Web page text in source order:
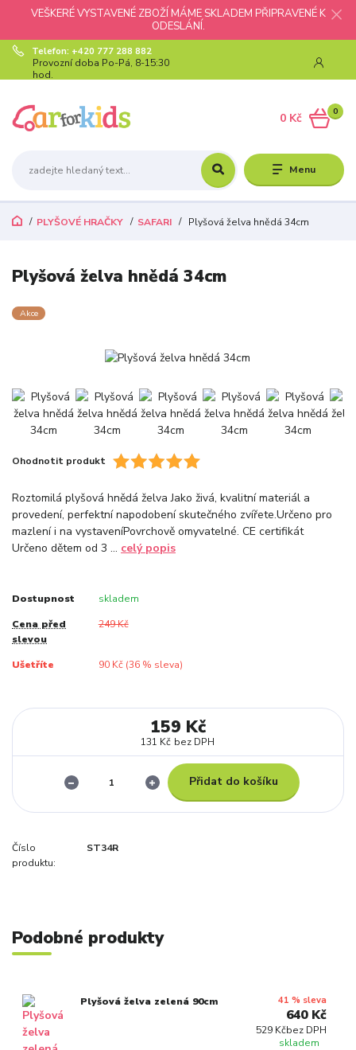
VEŠKERÉ VYSTAVENÉ ZBOŽÍ MÁME SKLADEM PŘIPRAVENÉ K
ODESLÁNÍ.
Menu
Telefon: +420 777 288 882
Provozní doba Po-Pá, 8-15:30
hod.
0
0 Kč
PLYŠOVÉ HRAČKY SAFARI Plyšová želva hnědá 34cm
Plyšová želva hnědá 34cm
Akce
Ohodnotit produkt
Roztomilá plyšová hnědá želva Jako živá, kvalitní materiál a
provedení, perfektní napodobení skutečného zvířete.Určeno pro
mazlení i na vystaveníPovrchově omyvatelné. CE certifikát
Určeno dětem od 3 ... celý popis
Dostupnost skladem
Cena před
slevou
249 Kč
Ušetříte 90 Kč (36% sleva)
159 Kč
131 Kč bez DPH
Přidat do košíku
Číslo
produktu:
ST34R
Podobné produkty
Plyšová želva zelená 90cm 41 % sleva
640 Kč
529 Kčbez DPH
skladem